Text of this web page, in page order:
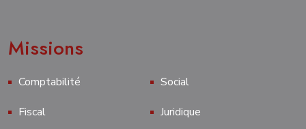
Missions
Comptabilité
Social
Fiscal
Juridique